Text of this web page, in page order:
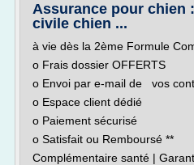
Assurance pour chien
civile chien ...
à vie dès la 2ème Formule
o Frais dossier OFFERTS
o Envoi par e-mail de vos
o Espace client dédié
o Paiement sécurisé
o Satisfait ou Remboursé **
Complémentaire santé |